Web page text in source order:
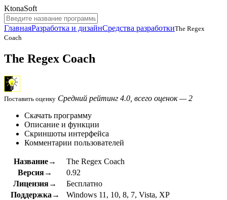
KtonaSoft
ГлавнаяРазработка и дизайнСредства разработкиThe Regex
Coach
The Regex Coach
Поставить оценку Средний рейтинг 4.0, всего оценок — 2
Скачать программу
Описание и функции
Скриншоты интерфейса
Комментарии пользователей
Название→
The Regex Coach
Версия→
0.92
Лицензия→
Бесплатно
Поддержка→
Windows 11, 10, 8, 7, Vista, XP